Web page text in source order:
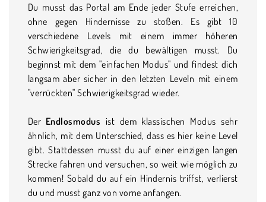
Du musst das Portal am Ende jeder Stufe erreichen,
ohne gegen Hindernisse zu stoßen. Es gibt 10
verschiedene Levels mit einem immer höheren
Schwierigkeitsgrad, die du bewältigen musst. Du
beginnst mit dem "einfachen Modus" und findest dich
langsam aber sicher in den letzten Leveln mit einem
"verrückten" Schwierigkeitsgrad wieder.
Der Endlosmodus ist dem klassischen Modus sehr
ähnlich, mit dem Unterschied, dass es hier keine Level
gibt. Stattdessen musst du auf einer einzigen langen
Strecke fahren und versuchen, so weit wie möglich zu
kommen! Sobald du auf ein Hindernis triffst, verlierst
du und musst ganz von vorne anfangen.